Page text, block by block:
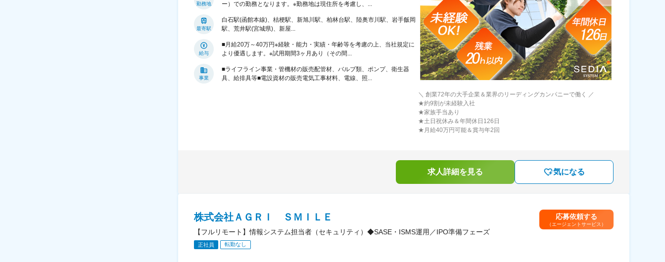
勤務地
ー）での勤務となります。※勤務地は現住所を考慮し、...
最寄駅
白石駅(函館本線)、桔梗駅、新旭川駅、柏林台駅、陸奥市川駅、岩手飯岡
駅、荒井駅(宮城県)、新屋...
給与
■月給20万～40万円※経験・能力・実績・年齢等を考慮の上、当社規定に
より優遇します。※試用期間3ヶ月あり（その間...
事業
■ライフライン事業・管機材の販売配管材、バルブ類、ポンプ、衛生器
具、給排具等■電設資材の販売電気工事材料、電線、照...
＼ 創業72年の大手企業＆業界のリーディングカンパニーで働く ／
★約9割が未経験入社
★家族手当あり
★土日祝休み＆年間休日126日
★月給40万円可能＆賞与年2回
求人詳細を見る 気になる
株式会社ＡＧＲＩ ＳＭＩＬＥ
【フルリモート】情報システム担当者（セキュリティ）◆SASE・ISMS運用／IPO準備フェーズ
正社員 転勤なし
応募依頼する
（エージェントサービス）